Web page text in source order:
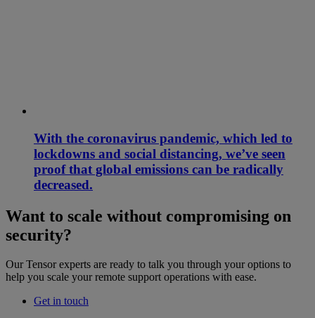
With the coronavirus pandemic, which led to
lockdowns and social distancing, we’ve seen
proof that global emissions can be radically
decreased.
Want to scale without compromising on
security?
Our Tensor experts are ready to talk you through your options to
help you scale your remote support operations with ease.
Get in touch